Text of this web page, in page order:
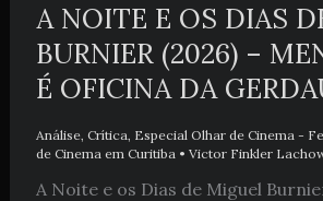
A NOITE E OS DIAS
BURNIER (2026) –
É OFICINA DA
Análise, Crítica Especial Olhar de Cinema -
de Cinema em Curitiba • Victor Finkler
A Noite e os Dias de Miguel